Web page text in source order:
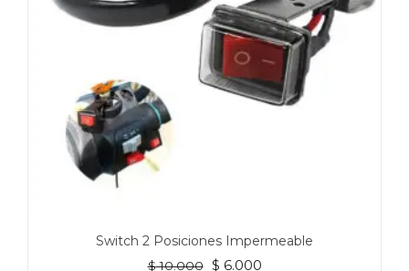
Switch 2 Posiciones Impermeable
$10.000 El
$ 6.000El